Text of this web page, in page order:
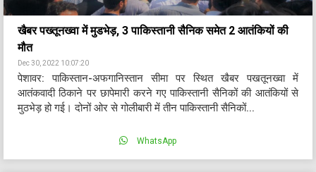
खैबर पख्तूनख्वा में मुडभेड़, 3 पाकिस्तानी सैनिक समेत 2 आतंकियों की
मौत
Dec 30, 2022 10:07:20
पेशावर: पाकिस्तान-अफगानिस्तान सीमा पर स्थित खैबर पखतूनख्वा में
आतंकवादी ठिकाने पर छापेमारी करने गए पाकिस्तानी सैनिकों की आतंकियों से
मुठभेड़ हो गई। दोनों ओर से गोलीबारी में तीन पाकिस्तानी सैनिकों...
WhatsApp